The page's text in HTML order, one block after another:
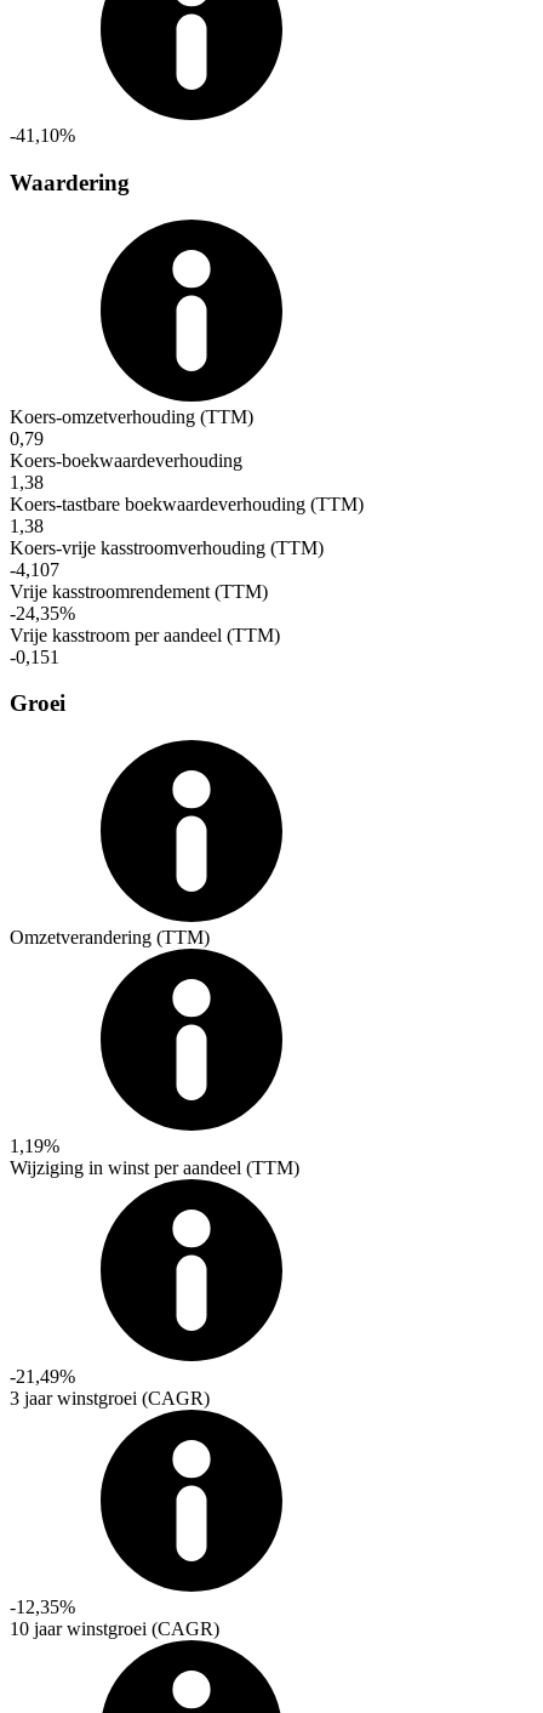
-41,10%
Waardering
Koers-omzetverhouding (TTM)
0,79
Koers-boekwaardeverhouding
1,38
Koers-tastbare boekwaardeverhouding (TTM)
1,38
Koers-vrije kasstroomverhouding (TTM)
-4,107
Vrije kasstroomrendement (TTM)
-24,35%
Vrije kasstroom per aandeel (TTM)
-0,151
Groei
Omzetverandering (TTM)
1,19%
Wijziging in winst per aandeel (TTM)
-21,49%
3 jaar winstgroei (CAGR)
-12,35%
10 jaar winstgroei (CAGR)